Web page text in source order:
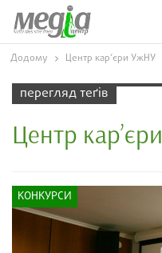
Додому Центр кар’єри УжНУ
перегляд теґів
Центр
КОНКУРСИ